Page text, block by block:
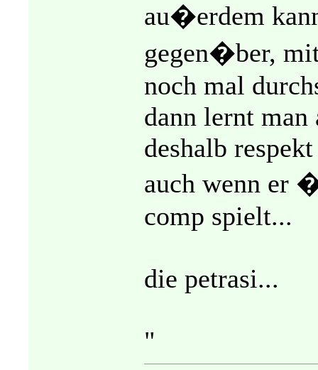
au�erdem
gegen�ber,
noch mal
dann lernt
deshalb
auch wenn er
comp spielt...
die petrasi...
"